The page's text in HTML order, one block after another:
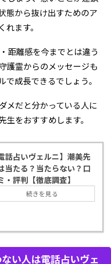
態から抜け出すためのア
ます。
距離感を今までとは違う
護霊からのメッセージも
成長できるでしょう。
メだと分かっている人に
をおすすめします。
話占いヴェルニ】潮美先
当たる？当たらない？口
・評判【徹底調査】
続きを見る
い人は電話占いヴェ